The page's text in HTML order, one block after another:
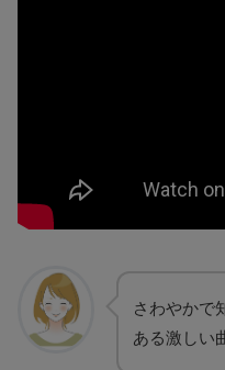
さわやかで
ある激しい